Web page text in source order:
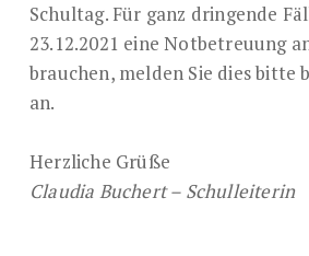
Schultag. Für ganz dringende
23.12.2021 eine Notbetreuung
brauchen, melden Sie dies bitte
an.
Herzliche Grüße
Claudia Buchert – Schulleiterin